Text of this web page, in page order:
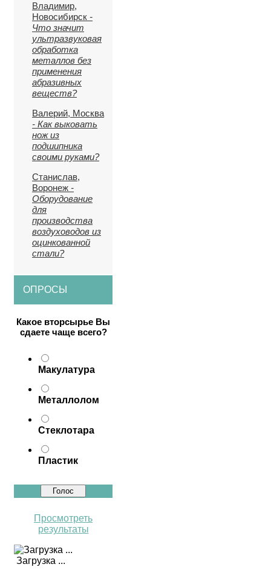
Владимир,
Новосибирск -
Что значит
ультразвуковая
обработка
металлов без
применения
абразивных
веществ?
Валерий, Москва
- Как выковать
нож из
подшипника
своими руками?
Станислав,
Воронеж -
Оборудование
для
производства
воздуховодов из
оцинкованной
стали?
ОПРОСЫ
Какое вторсырье Вы
сдаете чаще всего?
Макулатура
Металлолом
Стеклотара
Пластик
Просмотреть
результаты
Загрузка ...